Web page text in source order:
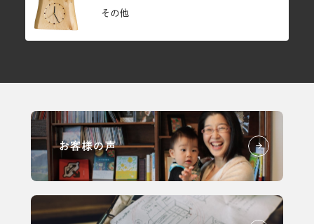
その他
お客様の声